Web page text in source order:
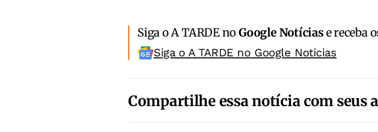
Siga o A TARDE noGoogle Notíciase receba
Siga o A TARDE no Google Noticias
Compartilhe essa notícia com seus